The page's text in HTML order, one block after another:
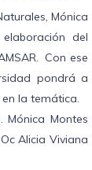
Mónica
del
Con ese
pondrá a
la temática.
Montes
Alicia Viviana